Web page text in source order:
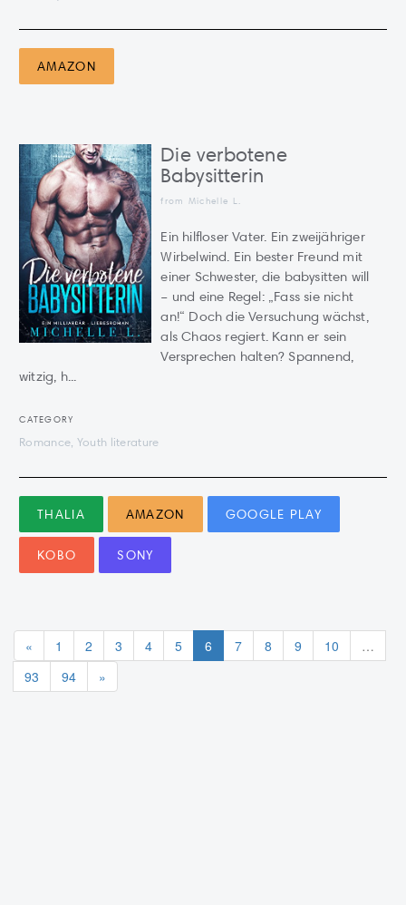
AMAZON
Die verbotene
Babysitterin
from Michelle L.
Ein hilfloser Vater. Ein zweijähriger
Wirbelwind. Ein bester Freund mit
einer Schwester, die babysitten will
– und eine Regel: „Fass sie nicht
an!“ Doch die Versuchung wächst,
als Chaos regiert. Kann er sein
Versprechen halten? Spannend,
witzig, h...
CATEGORY
Romance, Youth literature
THALIA AMAZON GOOGLE PLAY
KOBO SONY
« 1 2 3 4 5 6 7 8 9 10
…
93
94 »